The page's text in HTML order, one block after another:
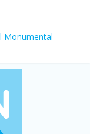
Monumental
décadas y ya
el sector
y consumo
el país, un 5,9%